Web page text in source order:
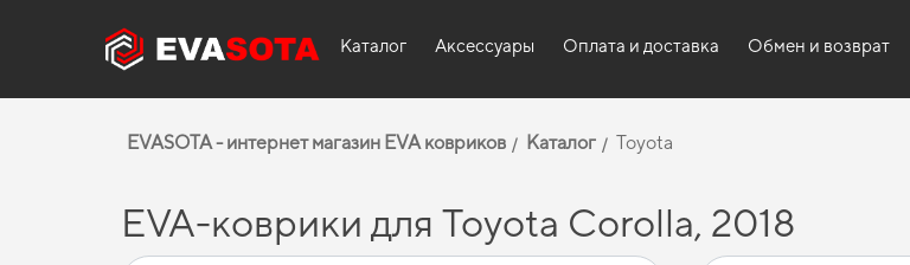
Каталог Аксессуары Оплата и доставка Обмен и возврат
EVASOTA - интернет магазин EVA ковриков Каталог Toyota
EVA-коврики для Toyota Corolla, 2018